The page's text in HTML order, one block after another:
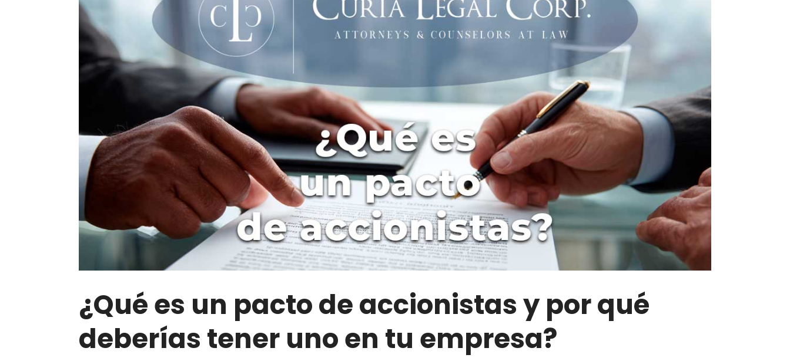
¿Qué es un pacto de accionistas y por qué
deberías tener uno en tu empresa?